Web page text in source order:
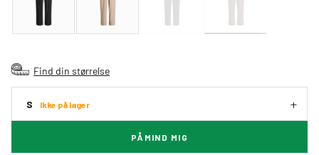
Find din størrelse
S Ikke på lager
PÅMIND MIG